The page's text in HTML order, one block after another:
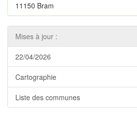
11150 Bram
Mises à jour :
22/04/2026
Cartographie
Liste des communes